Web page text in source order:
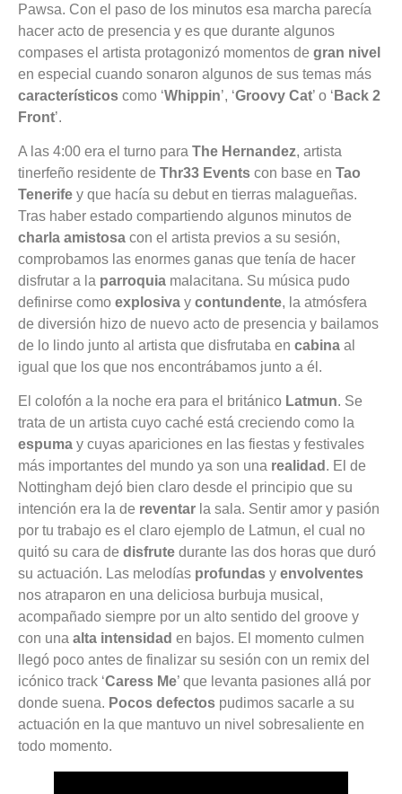
Pawsa. Con el paso de los minutos esa marcha parecía
hacer acto de presencia y es que durante algunos
compases el artista protagonizó momentos de gran nivel
en especial cuando sonaron algunos de sus temas más
característicos como ‘Whippin’, ‘Groovy Cat’ o ‘ Back 2
Front’.
A las 4:00 era el turno para The Hernandez, artista
tinerfeño residente de Thr33 Events con base en Tao
Tenerife y que hacía su debut en tierras malagueñas.
Tras haber estado compartiendo algunos minutos de
charla amistosa con el artista previos a su sesión,
comprobamos las enormes ganas que tenía de hacer
disfrutar a la parroquia malacitana. Su música pudo
definirse como explosiva y contundente, la atmósfera
de diversión hizo de nuevo acto de presencia y bailamos
de lo lindo junto al artista que disfrutaba en cabina al
igual que los que nos encontrábamos junto a él.
El colofón a la noche era para el británico Latmun. Se
trata de un artista cuyo caché está creciendo como la
espuma y cuyas apariciones en las fiestas y festivales
más importantes del mundo ya son una realidad . El de
Nottingham dejó bien claro desde el principio que su
intención era la de reventar la sala. Sentir amor y pasión
por tu trabajo es el claro ejemplo de Latmun, el cual no
quitó su cara de disfrute durante las dos horas que duró
su actuación. Las melodías profundas y envolventes
nos atraparon en una deliciosa burbuja musical,
acompañado siempre por un alto sentido del groove y
con una alta intensidad en bajos. El momento culmen
llegó poco antes de finalizar su sesión con un remix del
icónico track ‘Caress Me’ que levanta pasiones allá por
donde suena. Pocos defectos pudimos sacarle a su
actuación en la que mantuvo un nivel sobresaliente en
todo momento.